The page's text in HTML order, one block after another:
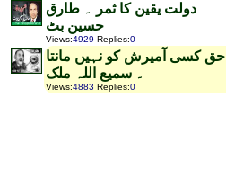
دولت یقین کا ثمر ۔ طارق
حسین بٹ
Views:4929 Replies:0
حق کسی آمیرش کو نہیں مانتا
۔ سمیع اللہ ملک
Views:4883 Replies:0